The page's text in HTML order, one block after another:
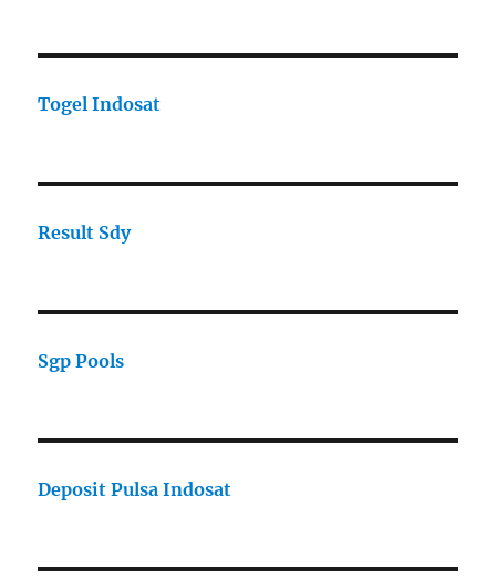
Togel Indosat
Result Sdy
Sgp Pools
Deposit Pulsa Indosat